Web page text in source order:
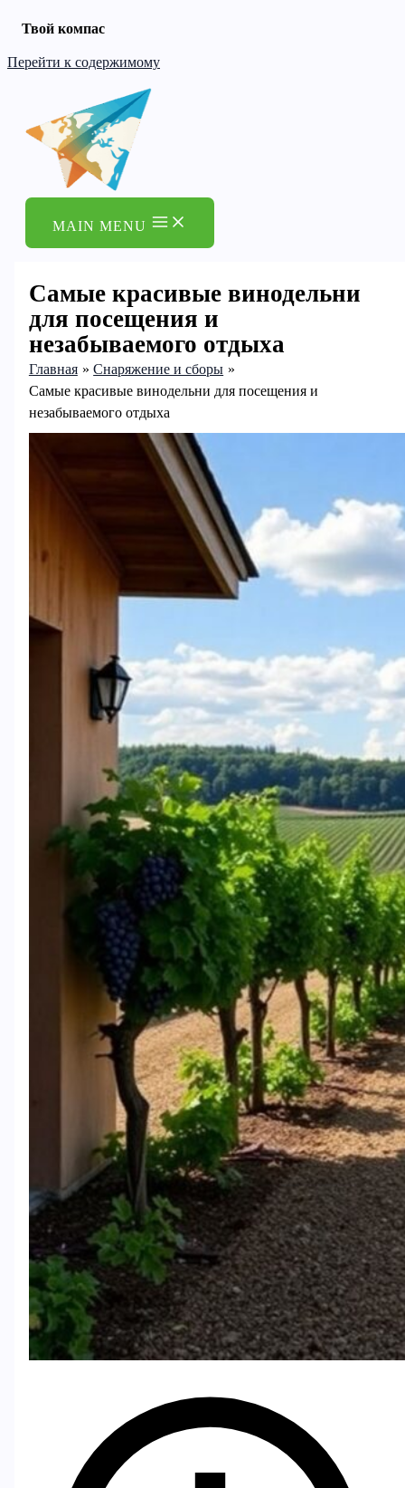
Твой компас
Перейти к содержимому
MAIN MENU
Самые красивые винодельни
для посещения и
незабываемого отдыха
Главная
Снаряжение и сборы
Самые красивые винодельни для посещения и
незабываемого отдыха